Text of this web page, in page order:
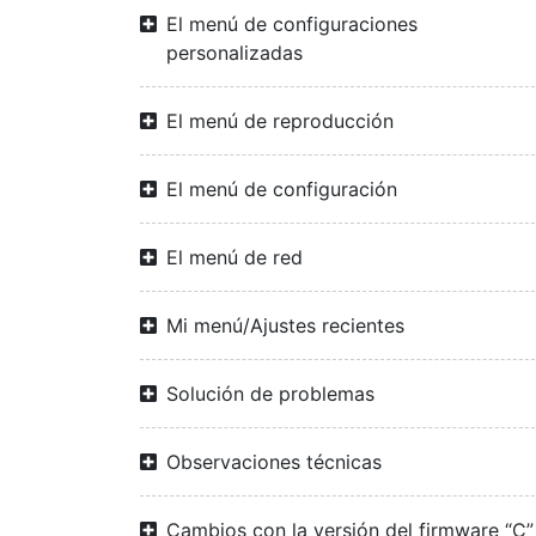
El menú de configuraciones
personalizadas
El menú de reproducción
El menú de configuración
El menú de red
Mi menú/Ajustes recientes
Solución de problemas
Observaciones técnicas
Cambios con la versión del firmware “C”